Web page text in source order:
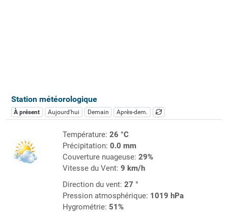
Station météorologique
À présent Aujourd'hui Demain Après-dem.
Température: 26 °C
Précipitation: 0.0 mm
Couverture nuageuse: 29%
Vitesse du Vent: 9 km/h
Direction du vent: 27 °
Pression atmosphérique: 1019 hPa
Hygrométrie: 51%